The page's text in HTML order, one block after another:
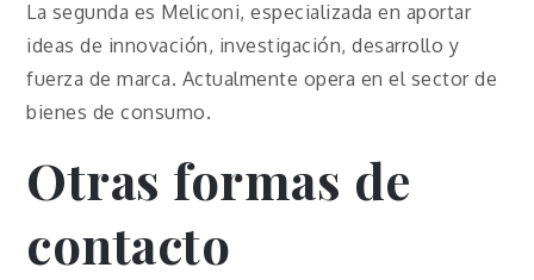
La segunda es Meliconi, especializada en aportar
ideas de innovación, investigación, desarrollo y
fuerza de marca. Actualmente opera en el sector de
bienes de consumo.
Otras formas de
contacto